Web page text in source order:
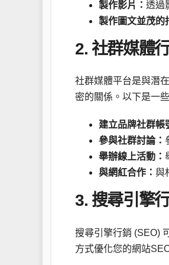
製作影片： 透過
製作圖文並茂的
2. 社群媒體
社群媒體平台是與潛
密的關係。以下是一
建立品牌社群帳
參與社群討論：
舉辦線上活動：
與網紅合作： 與
3. 搜尋引擎
搜尋引擎行銷 (SEO)
方式優化您的網站SEO